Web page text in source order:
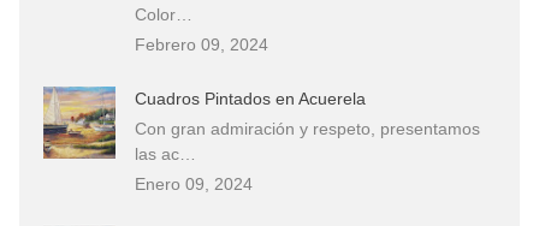
Color…
Febrero 09, 2024
Cuadros Pintados en Acuerela
Con gran admiración y respeto, presentamos
las ac…
Enero 09, 2024